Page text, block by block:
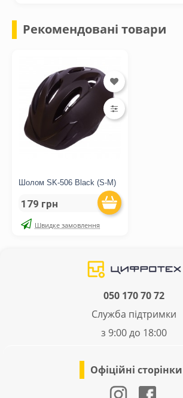
Рекомендовані товари
Шолом SK-506 Black (S-M)
179 грн
Швидке замовлення
050 170 70 72
Служба підтримки
з 9:00 до 18:00
Офіційні сторінки